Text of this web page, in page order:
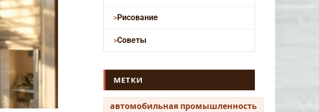
Рисование
Советы
МЕТКИ
автомобильная промышленность